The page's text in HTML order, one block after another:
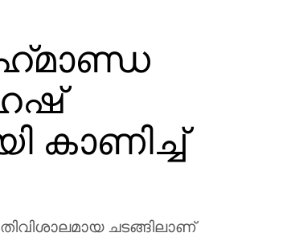
കാണിച്ച്
ചടങ്ങിലാണ്